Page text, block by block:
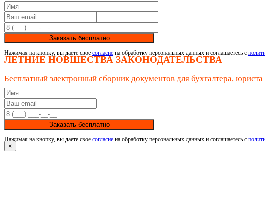
Заказать бесплатно
Нажимая на кнопку, вы даете свое согласие на обработку персональных данных и соглашаетесь с
ЛЕТНИЕ НОВШЕСТВА ЗАКОНОДАТЕЛЬСТВА
Бесплатный электронный сборник документов для бухгалтера,
Заказать бесплатно
Нажимая на кнопку, вы даете свое согласие на обработку персональных данных и соглашаетесь с
×